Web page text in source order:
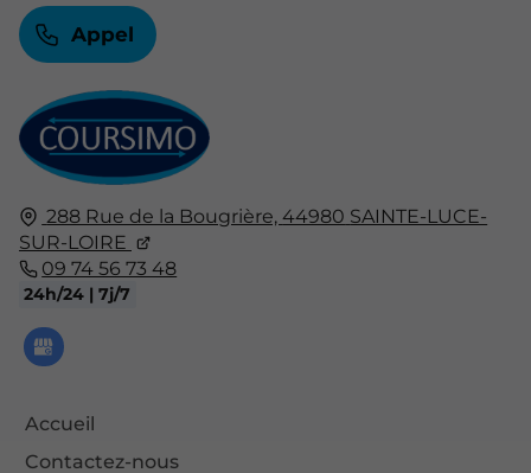
288 Rue de la Bougrière,44980 SAINTE-LUCE-
SUR-LOIRE
09 74 56 73 48
24h/24 | 7j/7
Accueil
Contactez-nous
Appel